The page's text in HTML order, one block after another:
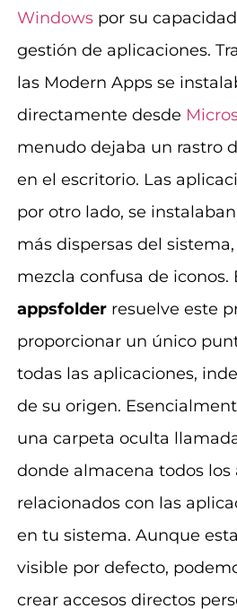
Windowspor su
gestión de aplicaciones.
las Modern Apps se
directamente desde
menudo dejaba un rastro
en el escritorio. Las
por otro lado, se
más dispersas del
mezcla confusa de iconos.
appsfolderresuelve este
proporcionar un único
todas las aplicaciones,
de su origen.
una carpeta oculta
donde almacena todos los
relacionados con las
en tu sistema. Aunque
visible por defecto,
crear accesos directos